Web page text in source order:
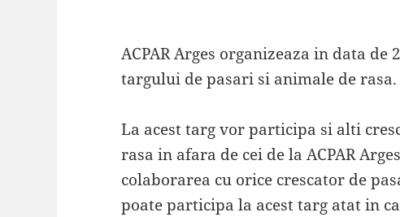
ACPAR Arges organizeaza in data
targului de pasari si animale de rasa.
La acest targ vor participa si alti
rasa in afara de cei de la ACPAR
colaborarea cu orice crescator de
poate participa la acest targ atat in